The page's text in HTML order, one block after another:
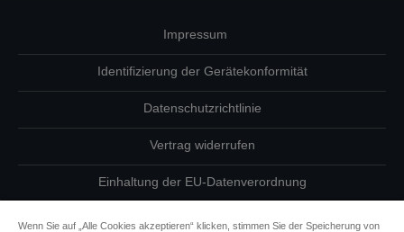
Impressum
Identifizierung der Gerätekonformität
Datenschutzrichtlinie
Vertrag widerrufen
Einhaltung der EU-Datenverordnung
Fragen zum Datenschutz
Wenn Sie auf „Alle Cookies akzeptieren“ klicken, stimmen Sie der Speicherung von